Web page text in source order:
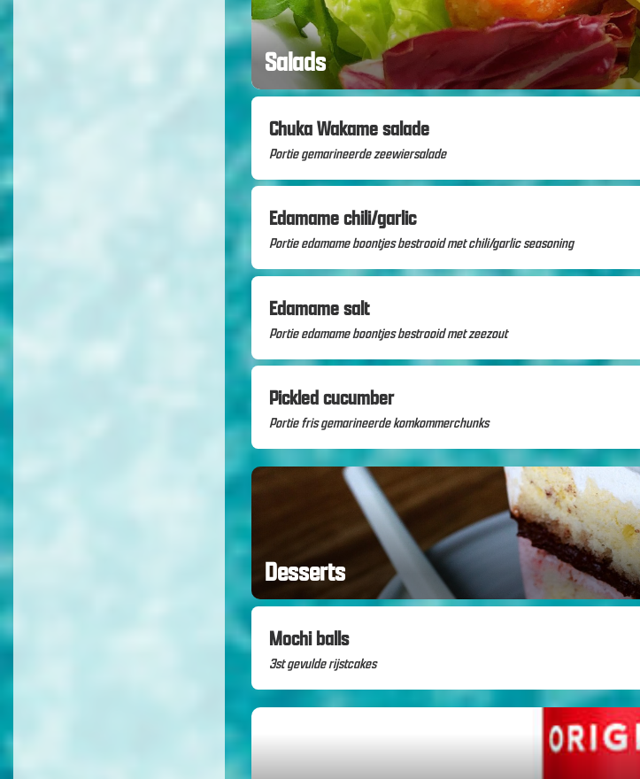
Salads
Chuka Wakame salade
Portie gemarineerde zeewiersalade
Edamame chili/garlic
Portie edamame boontjes bestrooid met chili/garlic seasoning
Edamame salt
Portie edamame boontjes bestrooid met zeezout
Pickled cucumber
Portie fris gemarineerde komkommerchunks
Desserts
Mochi balls
3st gevulde rijstcakes